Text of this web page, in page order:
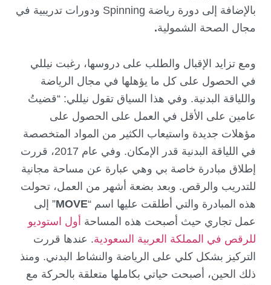
بالإضافة إلى دورة رياضة Spinning ودورات تدريبية في
مجال الصحة الشمولية.
ومع تزايد الإقبال والطلب على دروسها، رغبت نيللي
في الحصول على كل ما يؤهلها في مجال الرياضة
واللياقة البدنية. وفي هذا السياق تقول نيللي: “قضيتُ
عامين على الأقل في العمل على الحصول على
مؤهلات جديدة واستيعاب الكثير من المواد المتخصصة
في اللياقة البدنية قدر الإمكان. وفي عام 2017، قررت
إطلاق مبادرة خاصة بي وهي عبارة عن مساحة مجانية
للتدريب والرقص. وبعد بضعة أشهر من العمل، تحولت
هذه المبادرة والتي أطلقت عليها اسم “MOVE” إلى
عمل تجاري حيث أصبحت هذه المساحة أول استوديو
للرقص في المملكة العربية السعودية. عندها قررت
التركيز بشكل كلي على الرياضة والنشاط البدني. ومنذ
ذلك الحين، أصبحت حياتي بكاملها متعلقة بالحركة مع